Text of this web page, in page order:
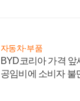
자동차·부품
BYD코리아 가격 앞
공임비에 소비자 불